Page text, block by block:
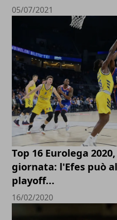
05/07/2021
Top 16 Eurolega
giornata: l'Efes può
playoff...
16/02/2020